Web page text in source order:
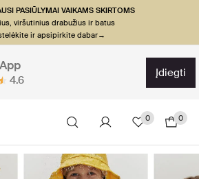
PASIŪLYMAI VAIKAMS SKIRTOMS
viršutinius drabužius ir batus
ir apsipirkite dabar→
4.6
įdiegti
0 0